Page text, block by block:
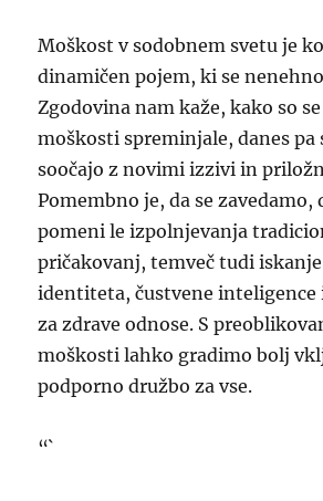
Moškost v sodobnem svetu je
dinamičen pojem, ki se
Zgodovina nam kaže, kako so
moškosti spreminjale, danes pa
soočajo z novimi izzivi in
Pomembno je, da se zavedamo,
pomeni le izpolnjevanja
pričakovanj, temveč tudi
identiteta, čustvene inteligence
za zdrave odnose. S
moškosti lahko gradimo bolj
podporno družbo za vse.
“`